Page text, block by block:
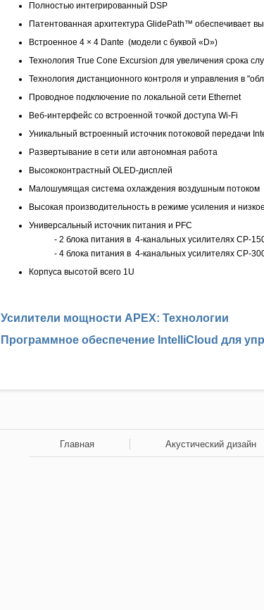
Полностью интегрированный DSP
Патентованная архитектура GlidePath™ обеспечивает
Встроенное 4 × 4 Dante (модели с буквой «D»)
Технология True Cone Excursion для увеличения срока
Технология дистанционного контроля и управления в
Проводное подключение по локальной сети Ethernet
Веб-интерфейс со встроенной точкой доступа Wi-Fi
Уникальный встроенный источник потоковой передачи
Развертывание в сети или автономная работа
Высококонтрастный OLED-дисплей
Малошумящая система охлаждения воздушным потоком
Высокая производительность в режиме усиления и
Универсальный источник питания и PFC
- 2 блока питания в 4-канальных усилителях СР-
- 4 блока питания в 4-канальных усилителях СР-
Корпуса высотой всего 1U
Усилители мощности APEX: Технологии
Программное обеспечение IntelliCloud для
Главная Акустический дизайн